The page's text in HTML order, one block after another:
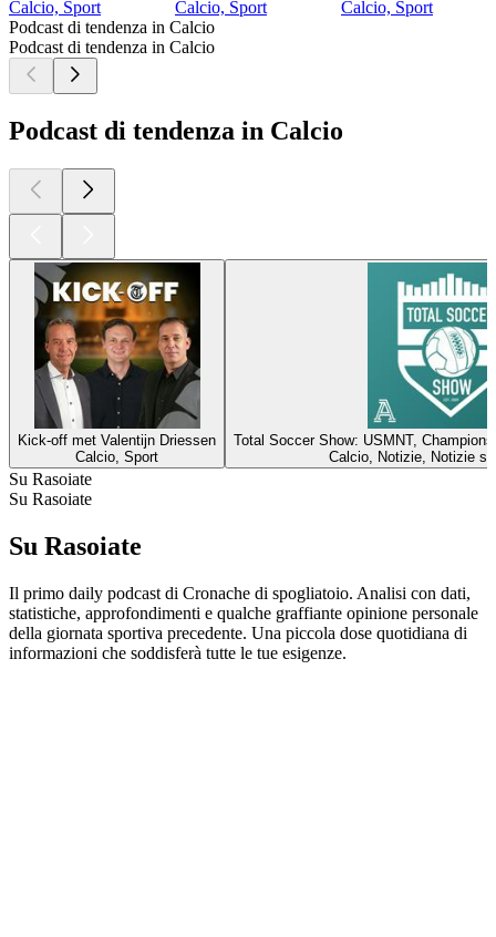
Calcio, Sport Calcio, Sport
Calcio, Sport
Podcast di tendenza in Calcio
Podcast di tendenza in Calcio
Podcast di tendenza in Calcio
Kick-off met Valentijn Driessen
Calcio, Sport
Total Soccer Show: USMNT,
Calcio, Notizie, Notizie
Su Rasoiate
Su Rasoiate
Su Rasoiate
Il primo daily podcast di Cronache di spogliatoio. Analisi con dati,
statistiche, approfondimenti e qualche graffiante opinione personale
della giornata sportiva precedente. Una piccola dose quotidiana di
informazioni che soddisferà tutte le tue esigenze.